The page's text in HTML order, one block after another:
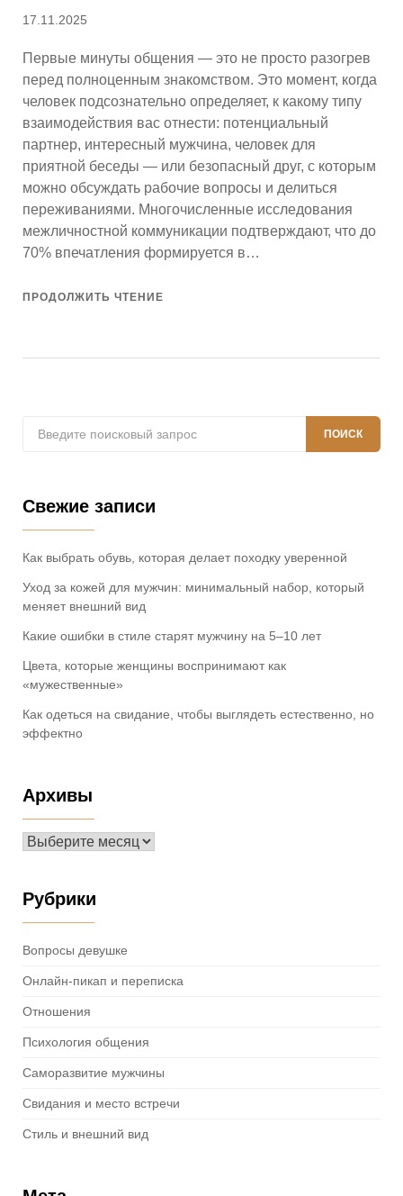
Опубликовано
17.11.2025
Первые минуты общения — это не просто разогрев
перед полноценным знакомством. Это момент, когда
человек подсознательно определяет, к какому типу
взаимодействия вас отнести: потенциальный
партнер, интересный мужчина, человек для
приятной беседы — или безопасный друг, с которым
можно обсуждать рабочие вопросы и делиться
переживаниями. Многочисленные исследования
межличностной коммуникации подтверждают, что до
70% впечатления формируется в…
ПРОДОЛЖИТЬ ЧТЕНИЕ
ПОИСК
Свежие записи
Как выбрать обувь, которая делает походку уверенной
Уход за кожей для мужчин: минимальный набор, который
меняет внешний вид
Какие ошибки в стиле старят мужчину на 5–10 лет
Цвета, которые женщины воспринимают как
«мужественные»
Как одеться на свидание, чтобы выглядеть естественно, но
эффектно
Архивы
Архивы
Рубрики
Вопросы девушке
Онлайн-пикап и переписка
Отношения
Психология общения
Саморазвитие мужчины
Свидания и место встречи
Стиль и внешний вид